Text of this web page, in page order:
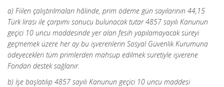
a) Fiilen çalıştırılmaları hâlinde, prim ödeme gün sayılarının 44,15
Türk lirası ile çarpımı sonucu bulunacak tutar 4857 sayılı Kanunun
geçici 10 uncu maddesinde yer alan fesih yapılamayacak süreyi
geçmemek üzere her ay bu işverenlerin Sosyal Güvenlik Kurumuna
ödeyecekleri tüm primlerden mahsup edilmek suretiyle işverene
Fondan destek sağlanır.
b) İşe başlatılıp 4857 sayılı Kanunun geçici 10 uncu maddesi